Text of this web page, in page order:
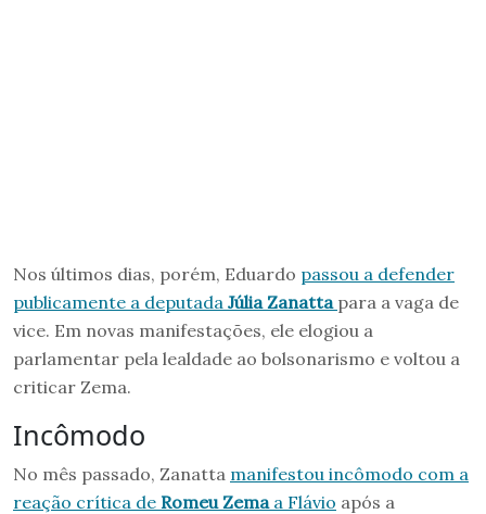
Nos últimos dias, porém, Eduardo passou a defender
publicamente a deputada Júlia Zanatta para a vaga de
vice. Em novas manifestações, ele elogiou a
parlamentar pela lealdade ao bolsonarismo e voltou a
criticar Zema.
Incômodo
No mês passado, Zanatta manifestou incômodo com a
reação crítica de Romeu Zemaa Flávio após a